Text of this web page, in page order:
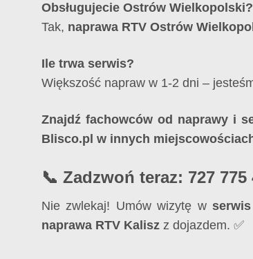
Obsługujecie Ostrów Wielkopolski?
Tak, naprawa RTV Ostrów
Ile trwa serwis?
Większość napraw w 1-2 dni –
Znajdź fachowców od naprawy i
Blisco.pl w innych
📞 Zadzwoń teraz: 727 775
Nie zwlekaj! Umów wizytę w
naprawa RTV Kalisz z dojazdem. ✅